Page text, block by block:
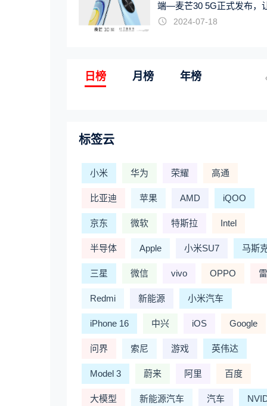
端—麦芒30 5G正式发布，
触手可及2024-07-18
日榜 月榜 年榜
标签云
小米 华为 荣耀 高通
比亚迪 苹果 AMD iQOO
京东 微软 特斯拉 Intel
半导体 Apple 小米SU7 马斯
三星 微信 vivo OPPO
Redmi 新能源 小米汽车
iPhone 16 中兴 iOS Google
问界 索尼 游戏 英伟达
Model 3 蔚来 阿里 百度
大模型 新能源汽车 汽车